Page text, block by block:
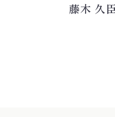
藤木 久